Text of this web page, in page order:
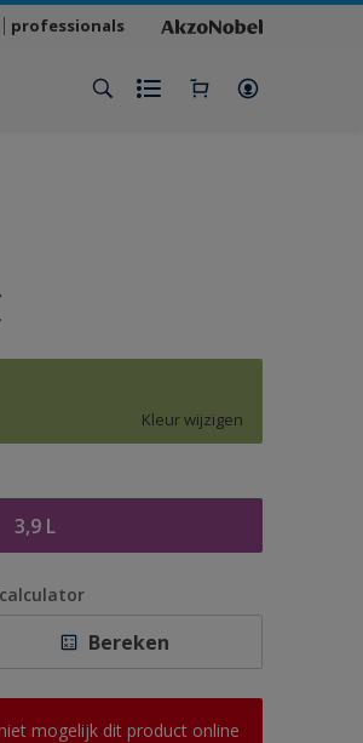
professionals
Kleur wijzigen
3,9 L
Bereken
mogelijk dit product online